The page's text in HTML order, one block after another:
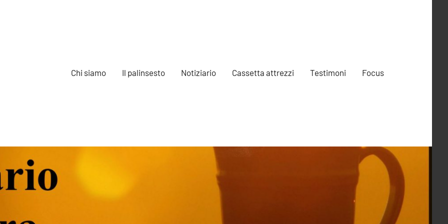
Chi siamo Il palinsesto Notiziario Cassetta attrezzi Testimoni Focus